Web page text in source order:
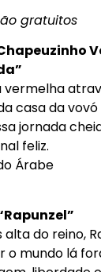
gratuitos
vermelha
casa da
jornada
feliz.
Árabe
do reino,
o mundo lá